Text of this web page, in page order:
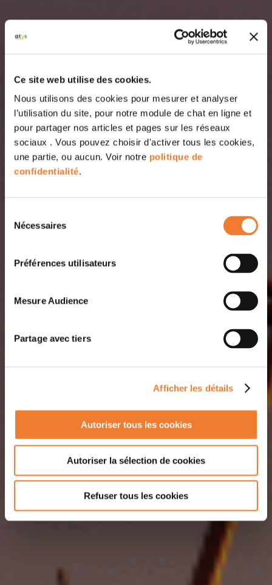
Ce site web utilise des cookies.
Nous utilisons des cookies pour mesurer et analyser
l’utilisation du site, pour notre module de chat en ligne et
pour partager nos articles et pages sur les réseaux
sociaux . Vous pouvez choisir d'activer tous les cookies,
une partie, ou aucun. Voir notre politique de
confidentialité.
Nécessaires
Préférences utilisateurs
Mesure Audience
Partage avec tiers
Afficher les détails
Autoriser tous les cookies
Autoriser la sélection de cookies
Refuser tous les cookies